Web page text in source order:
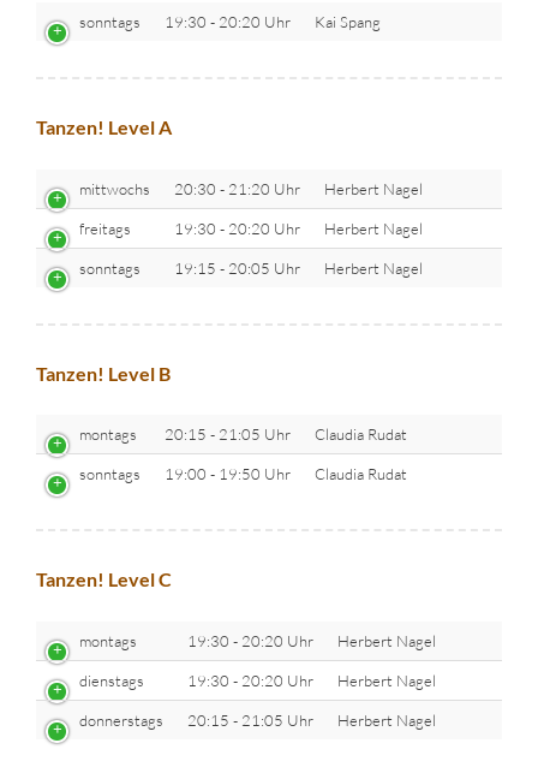
sonntags 19:30 - 20:20 Uhr Kai Spang
Tanzen! Level A
mittwochs 20:30 - 21:20 Uhr Herbert Nagel
freitags 19:30 - 20:20 Uhr Herbert Nagel
sonntags 19:15 - 20:05 Uhr Herbert Nagel
Tanzen! Level B
montags 20:15 - 21:05 Uhr Claudia Rudat
sonntags 19:00 - 19:50 Uhr Claudia Rudat
Tanzen! Level C
montags 19:30 - 20:20 Uhr Herbert Nagel
dienstags 19:30 - 20:20 Uhr Herbert Nagel
donnerstags 20:15 - 21:05 Uhr Herbert Nagel